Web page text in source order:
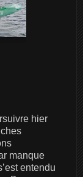
hier
manque
entendu